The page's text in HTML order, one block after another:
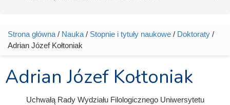
Jesteś tutaj
Strona główna / Nauka / Stopnie i tytuły naukowe / Doktoraty /
Adrian Józef Kołtoniak
Adrian Józef Kołtoniak
Uchwałą Rady Wydziału Filologicznego Uniwersytetu